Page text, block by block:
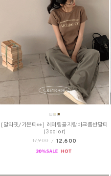
[말라핏/기본티👀] 레터링골지랍바크롭반팔티
(3color)
17,900 / 12,600